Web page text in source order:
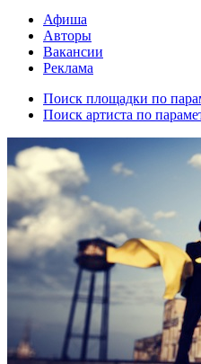
Афиша
Авторы
Вакансии
Реклама
Поиск площадки по
Поиск артиста по